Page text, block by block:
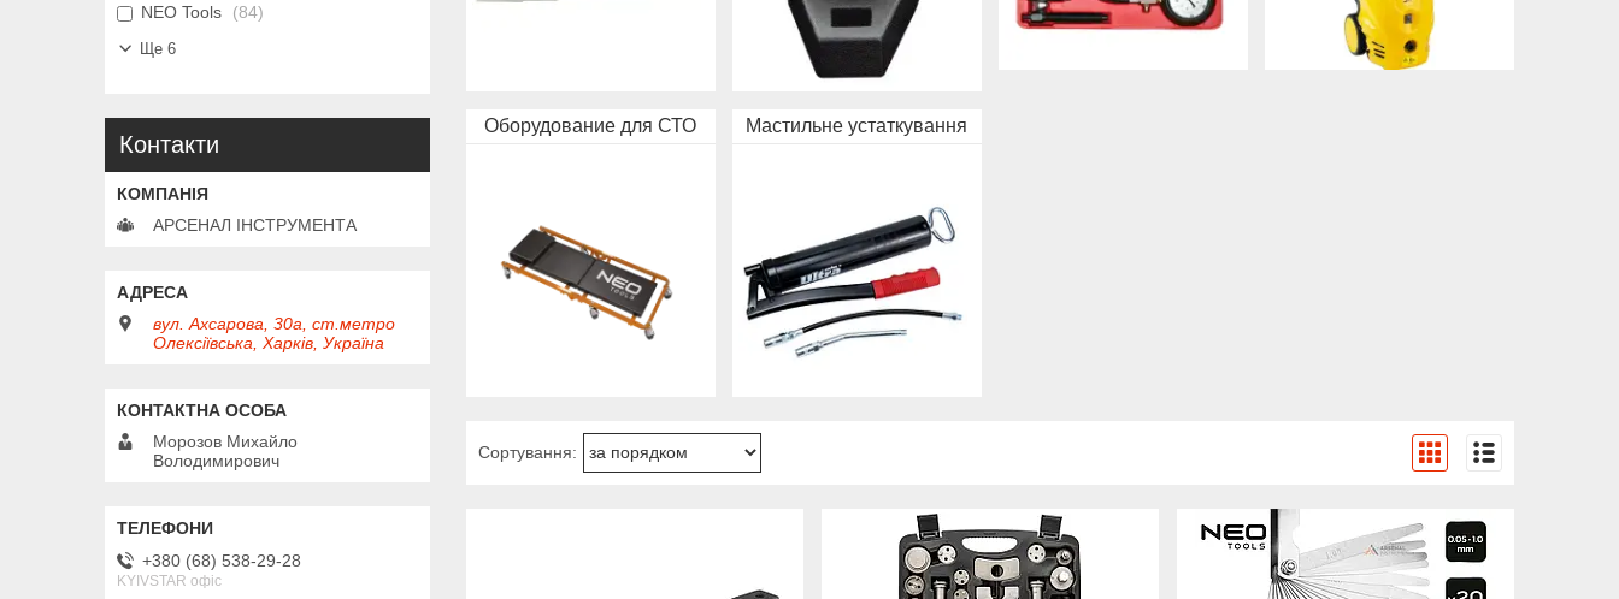
Оборудование для СТО Мастильне устаткування
NEO Tools
84
Ще 6
Контакти
АРСЕНАЛ ІНСТРУМЕНТА
вул. Ахсарова, 30а, ст.метро
Олексіївська, Харків, Україна
Морозов Михайло
Володимирович
+380 (68) 538-29-28
KYIVSTAR офіс